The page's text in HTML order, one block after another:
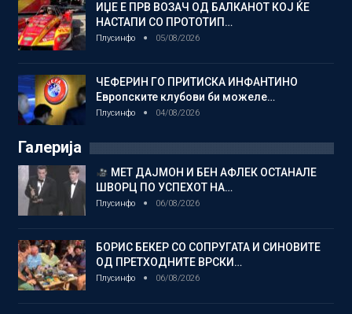
ИЏЕ Е ПРВ ВОЗАЧ ОД БАЛКАНОТ КОЈ ЌЕ
НАСТАПИ СО ПРОТОТИП…
Плусинфо 05/08/2026
ЧЕФЕРИН ГО ПРИТИСКА ИНФАНТИНО
Европските клубови би можеле…
Плусинфо 04/08/2026
Галерија
МЕТ ДАЈМОН И БЕН АФЛЕК ОСТАНАЛЕ
ШВОРЦ ПО УСПЕХОТ НА…
Плусинфо 06/08/2026
БОРИС БЕКЕР СО СОПРУГАТА И СИНОВИТЕ
ОД ПРЕТХОДНИТЕ ВРСКИ…
Плусинфо 06/08/2026